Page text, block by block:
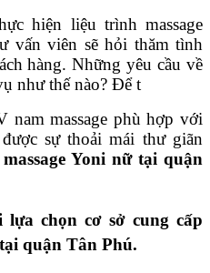
hiện liệu trình massage
vấn viên sẽ hỏi thăm tình
hàng. Những yêu cầu về
như thế nào? Để t
massage phù hợp với
sự thoải mái thư giãn
Yoni nữ tại quận
chọn cơ sở cung cấp
quận Tân Phú.